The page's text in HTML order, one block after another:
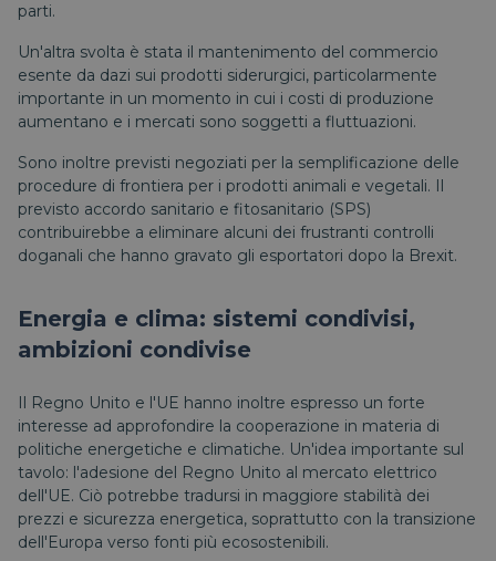
parti.
Un'altra svolta è stata il mantenimento del commercio
esente da dazi sui prodotti siderurgici, particolarmente
importante in un momento in cui i costi di produzione
aumentano e i mercati sono soggetti a fluttuazioni.
Sono inoltre previsti negoziati per la semplificazione delle
procedure di frontiera per i prodotti animali e vegetali. Il
previsto accordo sanitario e fitosanitario (SPS)
contribuirebbe a eliminare alcuni dei frustranti controlli
doganali che hanno gravato gli esportatori dopo la Brexit.
Energia e clima: sistemi condivisi,
ambizioni condivise
Il Regno Unito e l'UE hanno inoltre espresso un forte
interesse ad approfondire la cooperazione in materia di
politiche energetiche e climatiche. Un'idea importante sul
tavolo: l'adesione del Regno Unito al mercato elettrico
dell'UE. Ciò potrebbe tradursi in maggiore stabilità dei
prezzi e sicurezza energetica, soprattutto con la transizione
dell'Europa verso fonti più ecosostenibili.